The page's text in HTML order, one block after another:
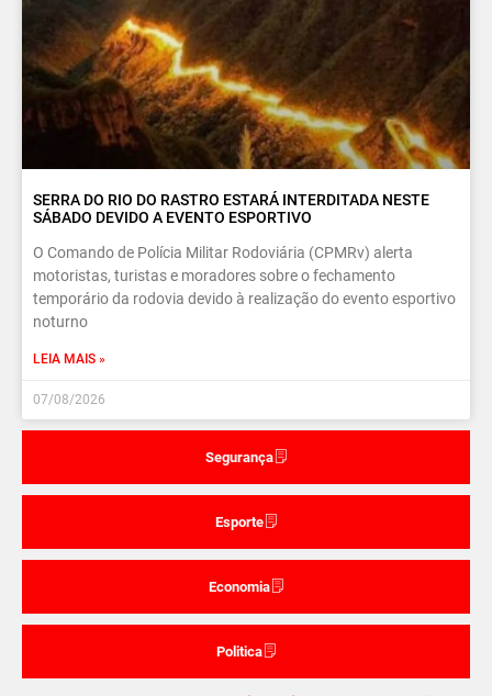
Segurança
Esporte
Economia
Politica
SERRA DO RIO DO RASTRO ESTARÁ INTERDITADA NESTE
SÁBADO DEVIDO A EVENTO ESPORTIVO
O Comando de Polícia Militar Rodoviária (CPMRv) alerta
motoristas, turistas e moradores sobre o fechamento
temporário da rodovia devido à realização do evento esportivo
noturno
LEIA MAIS »
07/08/2026